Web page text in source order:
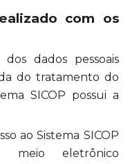
com os
dados pessoais
do tratamento do
SICOP possui a
ao Sistema SICOP
meio eletrônico